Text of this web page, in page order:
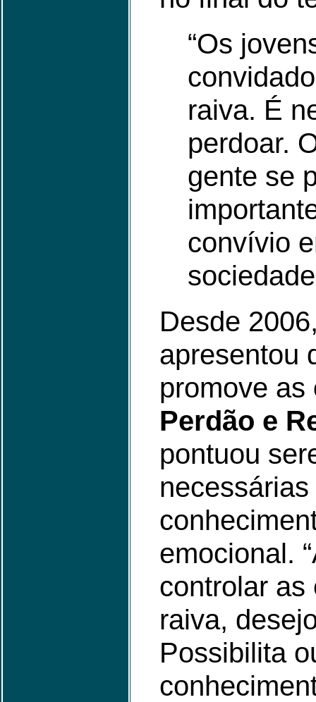
“Os
raiva. É
perdoar.
gente se
convívio
Desde
apresentou
promove as
Perdão e
pontuou
emocional.
controlar as
raiva,
Possibilita